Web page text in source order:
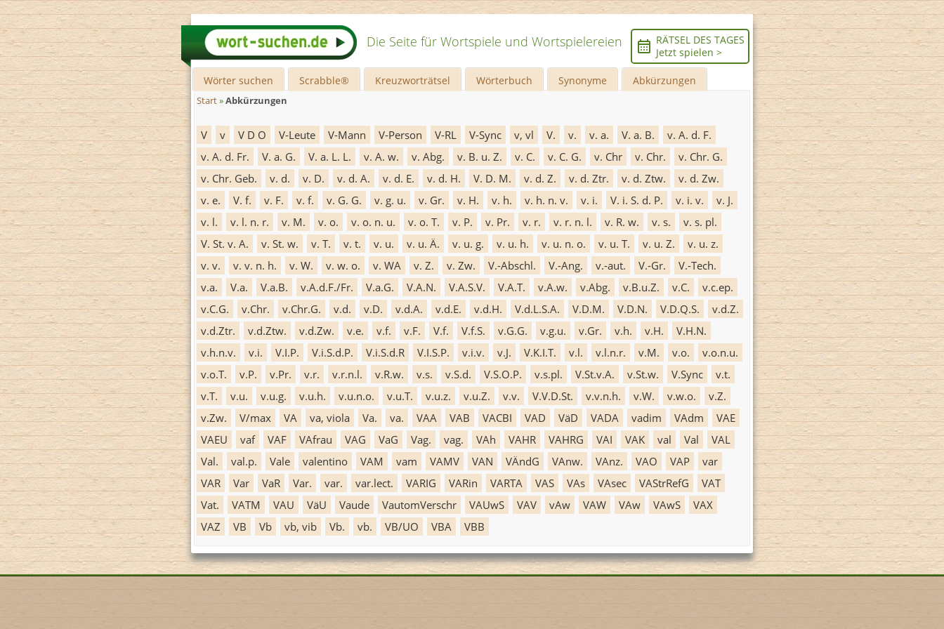
Die Seite für Wortspiele und Wortspielereien
RÄTSEL DES TAGES
Jetzt spielen >
Wörter suchen Scrabble® Kreuzworträtsel Wörterbuch Synonyme Abkürzungen
Start»Abkürzungen
V v V D O V-Leute V-Mann V-Person V-RL V-Sync v, vl V. v. v. a. V. a. B.
v. A. d. F.
v. A. d. Fr.
V. a. G. V. a. L. L. v. A. w. v. Abg. v. B. u. Z. v. C. v. C. G. v. Chr v. Chr.
v. Chr. G.
v. Chr. Geb.
v. d. v. D. v. d. A. v. d. E. v. d. H. V. D. M. v. d. Z. v. d. Ztr. v. d. Ztw.
v. d. Zw.
v. e.
V. f. v. F. v. f. v. G. G. v. g. u. v. Gr. v. H. v. h. v. h. n. v. v. i. V. i. S. d. P. v. i. v.
v. J.
v. l.
v. l. n. r. v. M. v. o. v. o. n. u. v. o. T. v. P. v. Pr. v. r. v. r. n. l. v. R. w. v. s.
v. s. pl.
V. St. v. A.
v. St. w. v. T. v. t. v. u. v. u. Ä. v. u. g. v. u. h. v. u. n. o. v. u. T. v. u. Z.
v. u. z.
v. v.
v. v. n. h. v. W. v. w. o. v. WA v. Z. v. Zw. V.-Abschl. V.-Ang. v.-aut. V.-Gr.
V.-Tech.
v.a.
V.a. V.a.B. v.A.d.F./Fr. V.a.G. V.A.N. V.A.S.V. V.A.T. v.A.w. v.Abg. v.B.u.Z. v.C.
v.c.ep.
v.C.G.
v.Chr. v.Chr.G. v.d. v.D. v.d.A. v.d.E. v.d.H. V.d.L.S.A. V.D.M. V.D.N. V.D.Q.S.
v.d.Z.
v.d.Ztr.
v.d.Ztw. v.d.Zw. v.e. v.f. v.F. V.f. V.f.S. v.G.G. v.g.u. v.Gr. v.h. v.H.
V.H.N.
v.h.n.v.
v.i. V.I.P. V.i.S.d.P. V.i.S.d.R V.I.S.P. v.i.v. v.J. V.K.I.T. v.l. v.l.n.r. v.M. v.o.
v.o.n.u.
v.o.T.
v.P. v.Pr. v.r. v.r.n.l. v.R.w. v.s. v.S.d. V.S.O.P. v.s.pl. V.St.v.A. v.St.w. V.Sync
v.t.
v.T.
v.u. v.u.g. v.u.h. v.u.n.o. v.u.T. v.u.z. v.u.Z. v.v. V.V.D.St. v.v.n.h. v.W. v.w.o.
v.Z.
v.Zw.
V/max VA va, viola Va. va. VAA VAB VACBI VAD VäD VADA vadim VAdm
VAE
VAEU
vaf VAF VAfrau VAG VaG Vag. vag. VAh VAHR VAHRG VAI VAK val Val
VAL
Val.
val.p. Vale valentino VAM vam VAMV VAN VÄndG VAnw. VAnz. VAO VAP
var
VAR
Var VaR Var. var. var.lect. VARIG VARin VARTA VAS VAs VAsec VAStrRefG
VAT
Vat.
VATM VAU VäU Vaude VautomVerschr VAUwS VAV vAw VAW VAw VAwS
VAX
VAZ
VB Vb vb, vib Vb. vb. VB/UO VBA VBB